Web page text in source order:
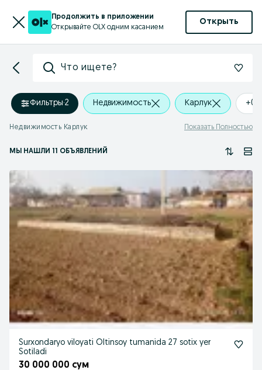
Продолжить в приложении
Открывайте OLX одним касанием
Открыть
Что ищете?
Фильтры·2 Недвижимость Карлук +0
Недвижимость Карлук Показать Полностью
МЫ НАШЛИ 11 ОБЪЯВЛЕНИЙ
Surxondaryo viloyati Oltinsoy tumanida 27 sotix yer
Sotiladi
30 000 000 сум